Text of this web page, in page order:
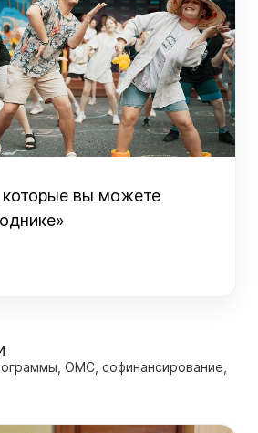
вы можете
ОМС, софинансирование,